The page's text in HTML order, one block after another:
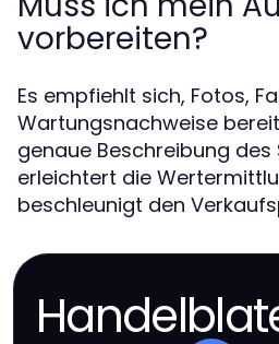
vorbereiten?
Es empfiehlt sich, Fotos,
Wartungsnachweise
genaue Beschreibung des
erleichtert die
beschleunigt den